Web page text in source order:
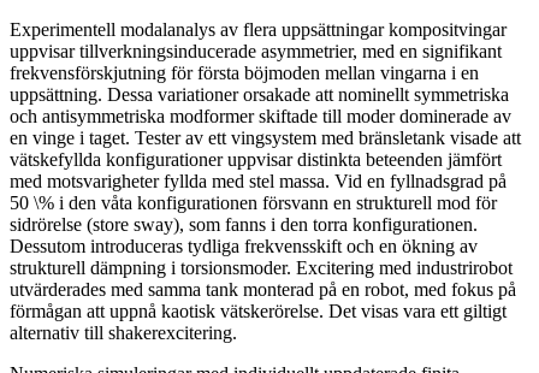
Experimentell modalanalys av flera uppsättningar kompositvingar
uppvisar tillverkningsinducerade asymmetrier, med en signifikant
frekvensförskjutning för första böjmoden mellan vingarna i en
uppsättning. Dessa variationer orsakade att nominellt symmetriska
och antisymmetriska modformer skiftade till moder dominerade av
en vinge i taget. Tester av ett vingsystem med bränsletank visade att
vätskefyllda konfigurationer uppvisar distinkta beteenden jämfört
med motsvarigheter fyllda med stel massa. Vid en fyllnadsgrad på
50 \% i den våta konfigurationen försvann en strukturell mod för
sidrörelse (store sway), som fanns i den torra konfigurationen.
Dessutom introduceras tydliga frekvensskift och en ökning av
strukturell dämpning i torsionsmoder. Excitering med industrirobot
utvärderades med samma tank monterad på en robot, med fokus på
förmågan att uppnå kaotisk vätskerörelse. Det visas vara ett giltigt
alternativ till shakerexcitering.